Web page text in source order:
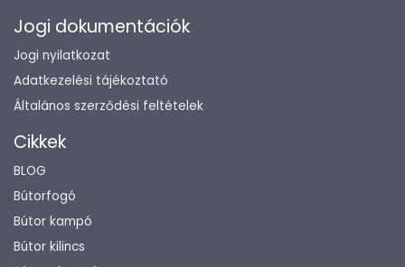
Jogi dokumentációk
Jogi nyilatkozat
Adatkezelési tájékoztató
Általános szerződési feltételek
Cikkek
BLOG
Bútorfogó
Bútor kampó
Bútor kilincs